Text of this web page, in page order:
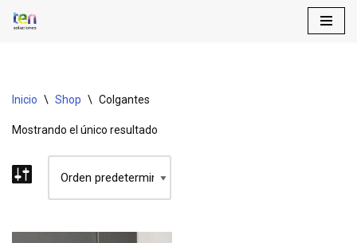
Inicio \ Shop \ Colgantes
Mostrando el único resultado